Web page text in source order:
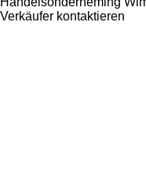
Verkäufer kontaktieren